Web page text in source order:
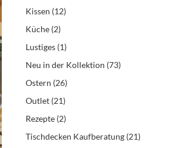
Kissen (12)
Küche (2)
Lustiges (1)
Neu in der Kollektion (73)
Ostern (26)
Outlet (21)
Rezepte (2)
Tischdecken Kaufberatung (21)